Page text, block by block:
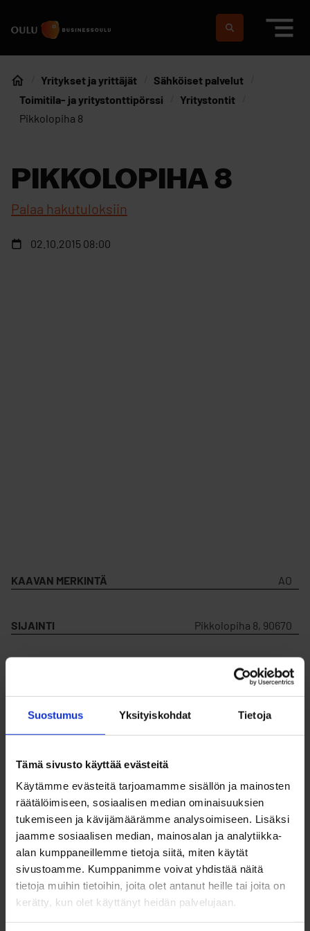
Suostumus Yksityiskohdat Tietoja
Tämä sivusto käyttää evästeitä
Käytämme evästeitä tarjoamamme sisällön ja mainosten
räätälöimiseen, sosiaalisen median ominaisuuksien
tukemiseen ja kävijämäärämme analysoimiseen. Lisäksi
jaamme sosiaalisen median, mainosalan ja analytiikka-
alan kumppaneillemme tietoja siitä, miten käytät
sivustoamme. Kumppanimme voivat yhdistää näitä
tietoja muihin tietoihin, joita olet antanut heille tai joita on
kerätty, kun olet käyttänyt heidän palvelujaan.
Etusivulle
Suomeksi
In english
Etusivu
Yritykset ja yrittäjät
Sähköiset palvelut
Toimitila- ja yritystonttipörssi
Yritystontit
Pikkolopiha 8
PIKKOLOPIHA 8
Palaa hakutuloksiin
02.10.2015 08:00
KAAVAN MERKINTÄ AO
SIJAINTI Pikkolopiha 8, 90670
Kyllä
VUOKRATAAN Kyllä
KORTTELIN NUMERO
TONTIN NUMERO
RAKENNUSOIKEUS
MYYNTIHINTA